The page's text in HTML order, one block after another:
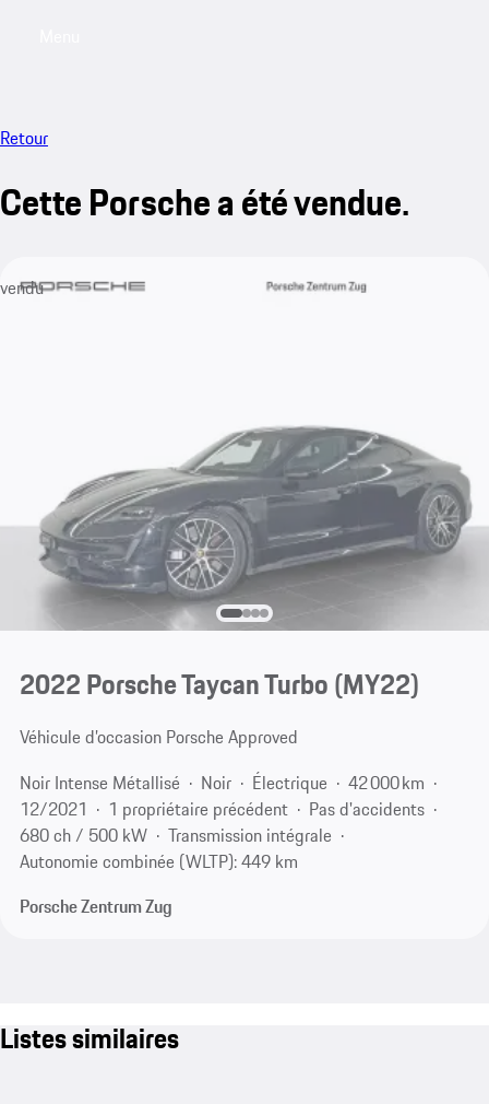
Retour
Cette Porsche a été vendue.
vendu
2022 Porsche Taycan Turbo (MY22)
Véhicule d’occasion Porsche Approved
Noir Intense Métallisé
Noir Électrique
42 000 km
12/2021
1 propriétaire précédent
Pas d'accidents
680 ch / 500 kW
Transmission intégrale
Autonomie combinée (WLTP): 449 km
Porsche Zentrum Zug
Listes similaires